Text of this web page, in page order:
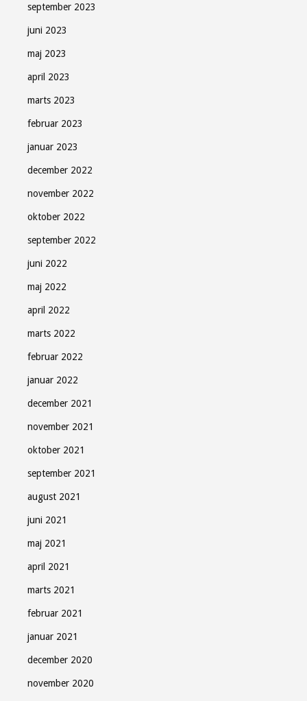
september 2023
juni 2023
maj 2023
april 2023
marts 2023
februar 2023
januar 2023
december 2022
november 2022
oktober 2022
september 2022
juni 2022
maj 2022
april 2022
marts 2022
februar 2022
januar 2022
december 2021
november 2021
oktober 2021
september 2021
august 2021
juni 2021
maj 2021
april 2021
marts 2021
februar 2021
januar 2021
december 2020
november 2020